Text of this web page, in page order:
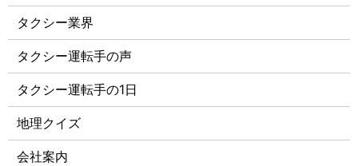
タクシー業界
タクシー運転手の声
タクシー運転手の1日
地理クイズ
会社案内